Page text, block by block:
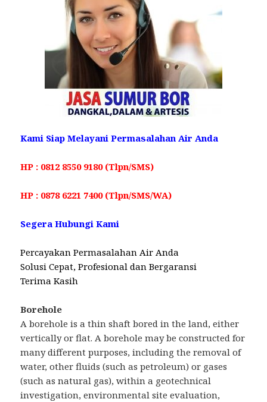
Kami Siap Melayani Permasalahan Air Anda
HP : 0812 8550 9180 (Tlpn/SMS)
HP : 0878 6221 7400 (Tlpn/SMS/WA)
Segera Hubungi Kami
Percayakan Permasalahan Air Anda
Solusi Cepat, Profesional dan Bergaransi
Terima Kasih
Borehole
A borehole is a thin shaft bored in the land, either
vertically or flat. A borehole may be constructed for
many different purposes, including the removal of
water, other fluids (such as petroleum) or gases
(such as natural gas), within a geotechnical
investigation, environmental site evaluation,